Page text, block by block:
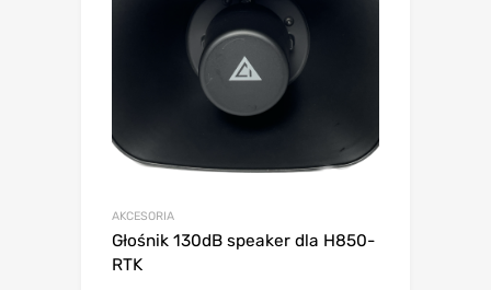
AKCESORIA
Głośnik 130dB speaker dla H850-
RTK